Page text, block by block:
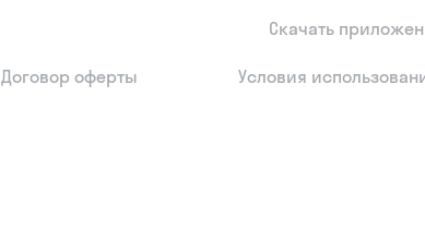
Скачать
Договор оферты Условия